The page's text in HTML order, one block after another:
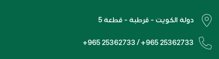
دولة الكويت - قرطبة - قطعة 5
+965 25362733 / +965 25362733